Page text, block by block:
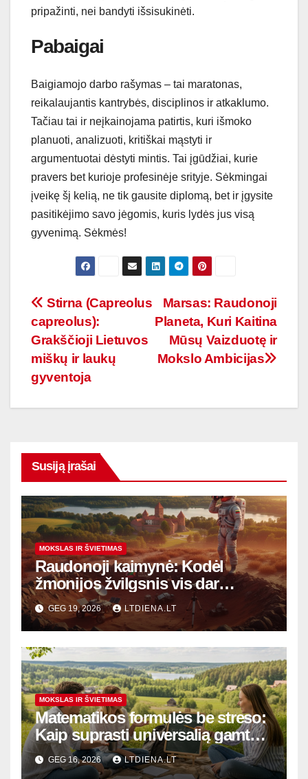
pripažinti, nei bandyti išsisukinėti.
Pabaigai
Baigiamojo darbo rašymas – tai maratonas,
reikalaujantis kantrybės, disciplinos ir atkaklumo.
Tačiau tai ir neįkainojama patirtis, kuri išmoko
planuoti, analizuoti, kritiškai mąstyti ir
argumentuotai dėstyti mintis. Tai įgūdžiai, kurie
pravers bet kurioje profesinėje srityje. Sėkmingai
įveikę šį kelią, ne tik gausite diplomą, bet ir įgysite
pasitikėjimo savo jėgomis, kuris lydės jus visą
gyvenimą. Sėkmės!
Navigacija
tarp
įrašų
Marsas: Raudonoji
Planeta, Kuri Kaitina
Mūsų Vaizduotę ir
Mokslo Ambicijas
Stirna (Capreolus
capreolus):
Grakščioji Lietuvos
miškų ir laukų
gyventoja
Susiją įrašai
MOKSLAS IR ŠVIETIMAS
Raudonoji kaimynė: Kodėl
žmonijos žvilgsnis vis dar
krypsta į Marso dulkes?
GEG 19, 2026 LTDIENA.LT
MOKSLAS IR ŠVIETIMAS
Matematikos formulės be streso:
Kaip suprasti universalią gamtos
kalbą ir sėkmingai išlaikyti
egzaminus
GEG 16, 2026 LTDIENA.LT